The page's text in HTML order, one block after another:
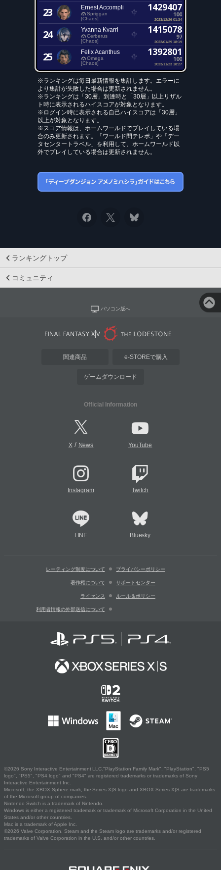
23 Ernest Accompli
Spriggan
[Chaos]
1429407
100
2023/12/26 01:34
24 Yvanna Kvarri
Cerberus
[Chaos]
1415078
97
2023/01/29 18:19
25 Felix Acanthus
Omega
[Chaos]
1392801
100
2023/11/23 18:27
※ランキングは毎日最新情報を集計します。エラーに
より集計が失敗した場合は更新されません。
※ランキングは「30層」到達時と「30層」以上リザル
ト時に表示されるハイスコアが対象となります。
※ログイン時に表示される自己ハイスコアは「30層」
以上が対象となります。
※スコア情報は、ホームワールドでプレイしている場
合のみ更新されます。「ワールド間テレポ」や「デー
タセンタートラベル」を利用して、ホームワールド以
外でプレイしている場合は更新されません。
ランキングトップ
コミュニティ
パソコン版へ
関連商品 e-STOREで購入
ゲームダウンロード
Official Information
X/ News YouTube
Instagram Twitch
LINE Bluesky
レーティング制度について プライバシーポリシー
著作権について サポートセンター
ライセンス ルール＆ポリシー
利用者情報の外部送信について
©2026 Sony Interactive Entertainment LLC."PlayStation Family Mark", "PlayStation", "PS5
logo", "PS5", "PS4 logo" and "PS4" are registered trademarks or trademarks of Sony
Interactive Entertainment Inc.
Microsoft, the XBOX Sphere mark, the Series X|S logo and XBOX Series X|S are trademarks
of the Microsoft group of companies.
Nintendo Switch is a trademark of Nintendo.
Windows is either a registered trademark or trademark of Microsoft Corporation in the United
States and/or other countries.
Mac is a trademark of Apple Inc.
©2026 Valve Corporation. Steam and the Steam logo are trademarks and/or registered
trademarks of Valve Corporation in the U.S. and/or other countries.